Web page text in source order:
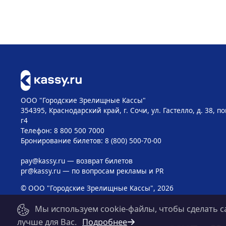
ООО "Городские Зрелищные Кассы"
354395, Краснодарский край, г. Сочи, ул. Гастелло, д. 38,
г4
Телефон: 8 800 500 7000
Бронирование билетов: 8 (800) 500-70-00
pay@kassy.ru— возврат билетов
pr@kassy.ru— по вопросам рекламы и PR
© ООО "Городские Зрелищные Кассы", 2026
Мы используем cookie-файлы, чтобы сделать
лучше для Вас. Подробнее